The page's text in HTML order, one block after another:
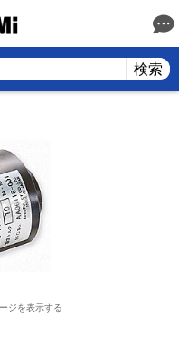
検索
ジを表示する